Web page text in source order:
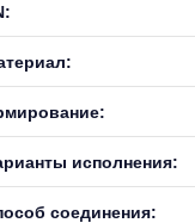
исполнения:
соединения: